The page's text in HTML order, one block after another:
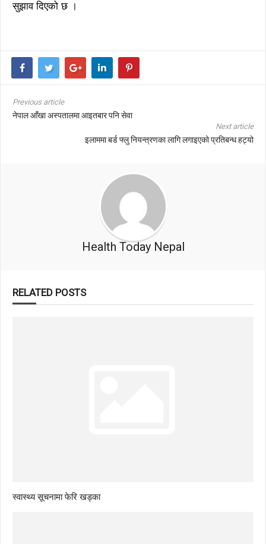
सुझाव दिएको छ ।
Previous article
नेपाल आँखा अस्पतालमा आइतबार पनि सेवा
Next article
इलाममा बर्ड फ्लु नियन्त्रणका लागि लगाइएको प्रतिबन्ध हट्यो
Health Today Nepal
RELATED POSTS
स्वास्थ्य सूचनामा फेरि खड्का